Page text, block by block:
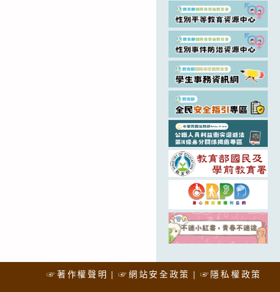
☞著作權聲明 ☞網站安全政策 ☞隱私權政策